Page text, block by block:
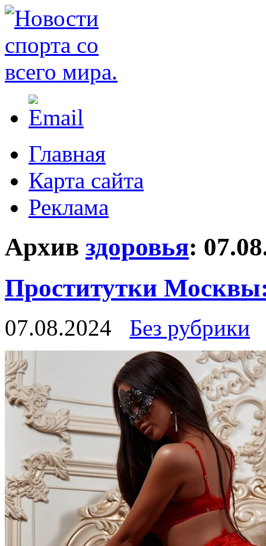
Главная
Карта сайта
Реклама
Архив здоровья:
Проститутки
07.08.2024 Без рубрики